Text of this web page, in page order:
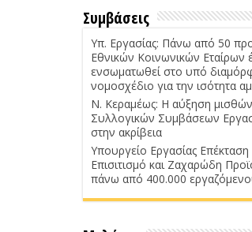
Συμβάσεις
Υπ. Εργασίας: Πάνω από 50
Εθνικών Κοινωνικών Εταίρων
ενσωματωθεί στο υπό
νομοσχέδιο για την ισότητα
Ν. Κεραμέως: Η αύξηση
Συλλογικών Συμβάσεων
στην ακρίβεια
Υπουργείο Εργασίας
Επισιτισμό και Ζαχαρώδη
πάνω από 400.000